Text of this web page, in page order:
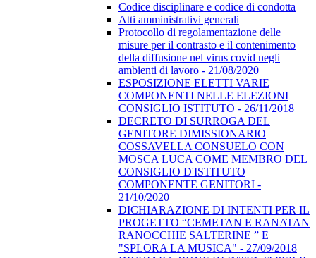
Codice disciplinare e codice di condotta
Atti amministrativi generali
Protocollo di regolamentazione delle
misure per il contrasto e il contenimento
della diffusione nel virus covid negli
ambienti di lavoro - 21/08/2020
ESPOSIZIONE ELETTI VARIE
COMPONENTI NELLE ELEZIONI
CONSIGLIO ISTITUTO - 26/11/2018
DECRETO DI SURROGA DEL
GENITORE DIMISSIONARIO
COSSAVELLA CONSUELO CON
MOSCA LUCA COME MEMBRO DEL
CONSIGLIO D'ISTITUTO
COMPONENTE GENITORI -
21/10/2020
DICHIARAZIONE DI INTENTI PER IL
PROGETTO “CEMETAN E RANATAN
RANOCCHIE SALTERINE ” E
"SPLORA LA MUSICA" - 27/09/2018